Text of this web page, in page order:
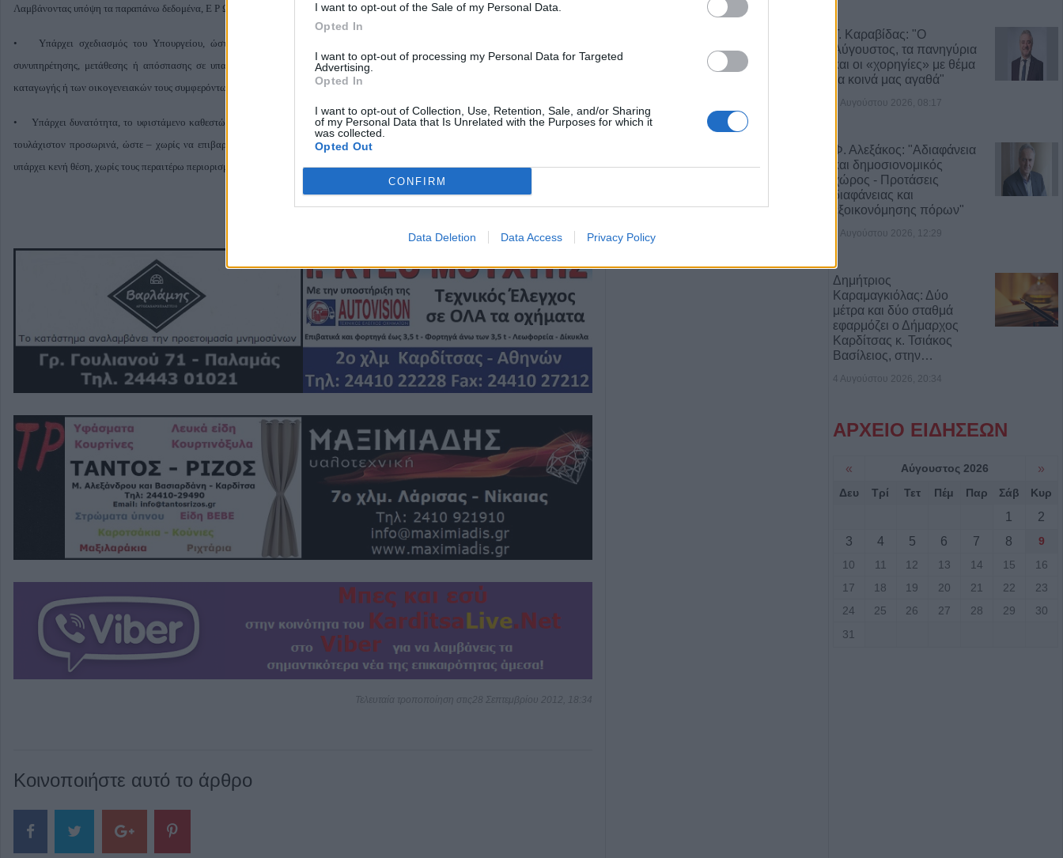
I want to opt-out of the Sale of my Personal Data.
Opted In
I want to opt-out of processing my Personal Data for Targeted
Advertising.
Opted In
I want to opt-out of Collection, Use, Retention, Sale, and/or Sharing
of my Personal Data that Is Unrelated with the Purposes for which it
was collected.
Opted Out
CONFIRM
Data Deletion Data Access Privacy Policy
Λαμβάνοντας υπόψη τα παραπάνω δεδομένα, Ε Ρ Ω Τ Α Τ Α Ι ο κος. Υπουργός:
• Υπάρχει σχεδιασμός του Υπουργείου, ώστε να επιτρέψει - στο εγγύς μέλλον - τη δυνατότητα επέκτασης του δικαιώματος
συνυπηρέτησης, μετάθεσης ή απόσπασης σε υπαλλήλους του δημοσίου – έγγαμους και μη –, ώστε να υπηρετούν κοντά στο τόπο
καταγωγής ή των οικογενειακών τους συμφερόντων;
• Υπάρχει δυνατότητα, το υφιστάμενο καθεστώς μεταθέσεων, μετατάξεων ή αποσπάσεων δημοσίων υπαλλήλων να αναπροσαρμοστεί
τουλάχιστον προσωρινά, ώστε – χωρίς να επιβαρύνεται ο κρατικός προϋπολογισμός – να επιτρέπει άμεσα την μετακίνησή τους όταν
υπάρχει κενή θέση, χωρίς τους περαιτέρω περιορισμούς που θέτει ο Νόμος;
Τελευταία τροποποίηση στις28 Σεπτεμβρίου 2012, 18:34
Κοινοποιήστε αυτό το άρθρο
Την Κυριακή 9 Αυγούστου η
9 Αυγούστου 2026, 08:05
του ν. Καρδίτσας και της
υπόλοιπης Θεσσαλίας
8 Αυγούστου 2026, 21:54
Γ. Καραβίδας: "Ο
Αύγουστος, τα πανηγύρια
και οι «χορηγίες» με θέμα
τα κοινά μας αγαθά"
8 Αυγούστου 2026, 08:17
Φ. Αλεξάκος: "Αδιαφάνεια
και δημοσιονομικός
χώρος - Προτάσεις
διαφάνειας και
εξοικονόμησης πόρων"
7 Αυγούστου 2026, 12:29
Δημήτριος
Καραμαγκιόλας: Δύο
μέτρα και δύο σταθμά
εφαρμόζει ο Δήμαρχος
Καρδίτσας κ. Τσιάκος
Βασίλειος, στην…
4 Αυγούστου 2026, 20:34
ΑΡΧΕΙΟ ΕΙΔΗΣΕΩΝ
« Αύγουστος 2026 »
Δευ Τρί Τετ Πέμ Παρ Σάβ Κυρ
1
2
3
4 5 6 7 8
9
10
11 12 13 14 15
16
17
18 19 20 21 22
23
24
25 26 27 28 29
30
31